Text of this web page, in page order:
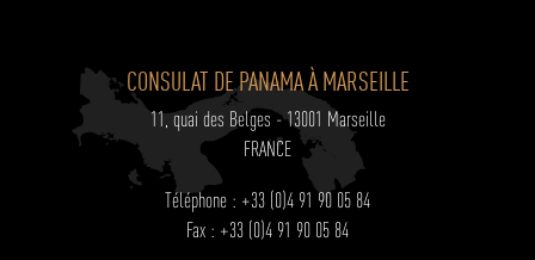
CONSULAT DE PANAMA À MARSEILLE
11, quai des Belges - 13001 Marseille
FRANCE
Téléphone : +33 (0)4 91 90 05 84
Fax : +33 (0)4 91 90 05 84